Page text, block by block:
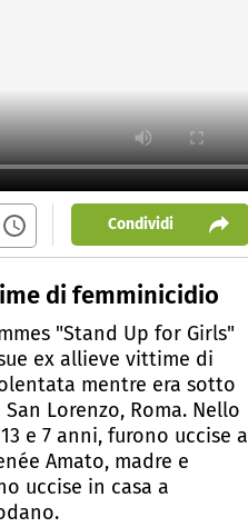
Condividi
di femminicidio
"Stand Up for Girls"
ex allieve vittime di
mentre era sotto
Lorenzo, Roma. Nello
e 7 anni, furono uccise a
Amato, madre e
uccise in casa a